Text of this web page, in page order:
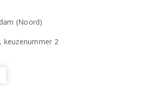
(Noord)
, keuzenummer 2